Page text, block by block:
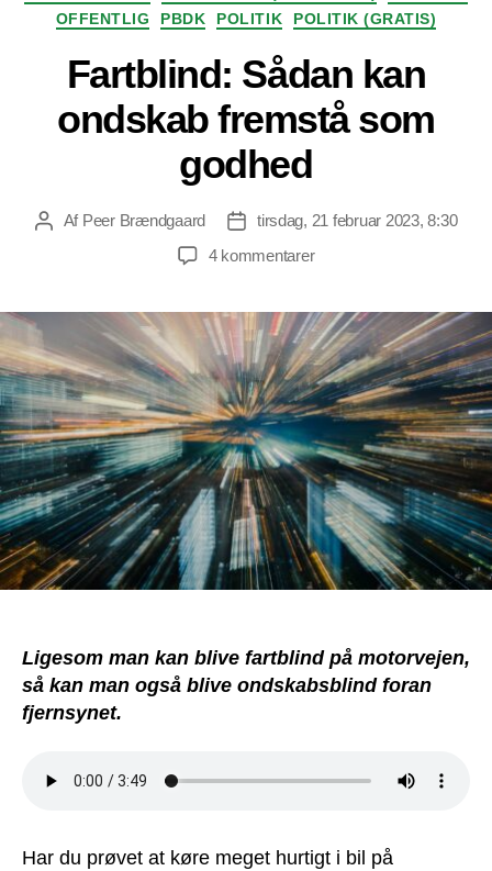
OFFENTLIG
PBDK POLITIK POLITIK (GRATIS)
Fartblind: Sådan kan
ondskab fremstå som
godhed
Indlægsforfatter
Af Peer Brændgaard Indlægsdato
tirsdag, 21 februar 2023, 8:30
4 kommentarertil
kan
ondskab
fremstå
som
godhed
Ligesom man kan blive fartblind på motorvejen,
så kan man også blive ondskabsblind foran
fjernsynet.
Har du prøvet at køre meget hurtigt i bil på